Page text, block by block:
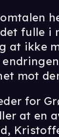
fulle i
at ikke
mot
for
at en